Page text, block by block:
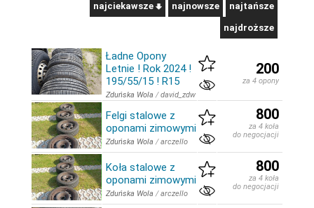
najciekawsze najnowsze najtańsze
najdroższe
Ładne Opony
Letnie ! Rok 2024 !
195/55/15 ! R15
Zduńska Wola /david_zdw
200
za 4 opony
Felgi stalowe z
oponami zimowymi
Zduńska Wola /arczello
800
za 4 koła
do negocjacji
Koła stalowe z
oponami zimowymi
Zduńska Wola /arczello
800
za 4 koła
do negocjacji